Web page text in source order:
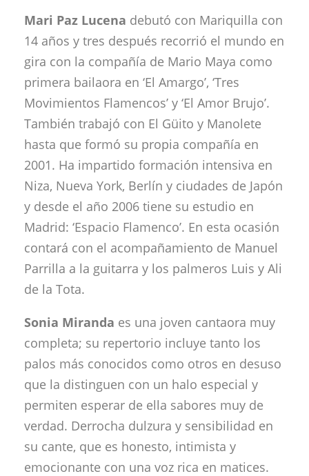
Mari Paz Lucena debutó con Mariquilla con
14 años y tres después recorrió el mundo en
gira con la compañía de Mario Maya como
primera bailaora en ‘El Amargo’, ‘Tres
Movimientos Flamencos’ y ‘El Amor Brujo’.
También trabajó con El Güito y Manolete
hasta que formó su propia compañía en
2001. Ha impartido formación intensiva en
Niza, Nueva York, Berlín y ciudades de Japón
y desde el año 2006 tiene su estudio en
Madrid: ‘Espacio Flamenco’. En esta ocasión
contará con el acompañamiento de Manuel
Parrilla a la guitarra y los palmeros Luis y Ali
de la Tota.
Sonia Miranda es una joven cantaora muy
completa; su repertorio incluye tanto los
palos más conocidos como otros en desuso
que la distinguen con un halo especial y
permiten esperar de ella sabores muy de
verdad. Derrocha dulzura y sensibilidad en
su cante, que es honesto, intimista y
emocionante con una voz rica en matices.